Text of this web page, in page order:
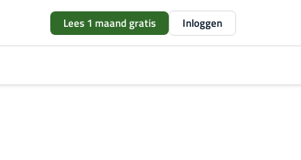
Lees 1 maand gratis Inloggen